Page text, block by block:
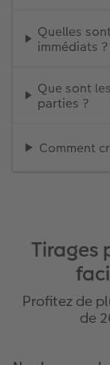
Quelles
immédiats ?
Que sont
parties ?
Comment
Tirages
Profitez de
de